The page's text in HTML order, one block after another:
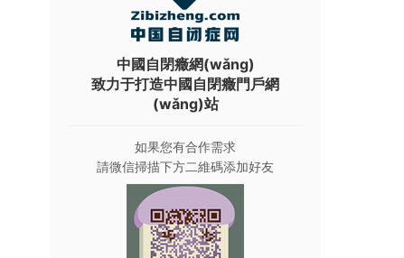
礙、Retts綜合癥、童年瓦解性障礙、阿斯
伯格綜合征和未特定的PDD。
有了解過什么是自閉癥譜系障礙嗎？
自閉癥譜系障礙，也稱自閉譜系障礙，孤
獨癥譜系障礙，是一個醫(yī)學名詞，它是
一種廣泛性發(fā)展障礙，現(xiàn)多使用
力、異常的交往能力、狹窄的興趣
自閉癥的醫(yī)治原則和醫(yī)治方法是什么？
自閉癥的醫(yī)治原則： ①早發(fā)現
(xiàn)，早醫(yī)治。醫(yī)治年齡越早，
改善程度越明顯。 ②促進家庭參與，讓
父母也成為醫(yī)治的合作者或參與者
中國自閉癥網(wǎng)
致力于打造中國自閉癥門戶網
(wǎng)站
如果您有合作需求
請微信掃描下方二維碼添加好友